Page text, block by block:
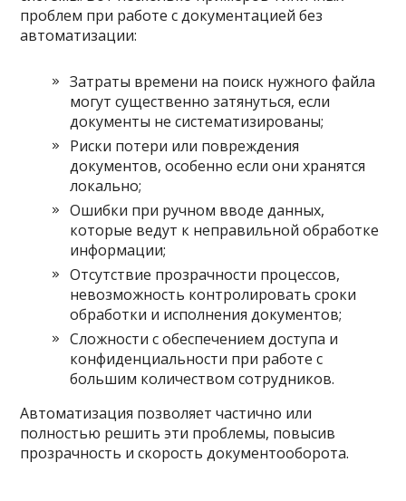
проблем при работе с документацией без
автоматизации:
Затраты времени на поиск нужного файла
могут существенно затянуться, если
документы не систематизированы;
Риски потери или повреждения
документов, особенно если они хранятся
локально;
Ошибки при ручном вводе данных,
которые ведут к неправильной обработке
информации;
Отсутствие прозрачности процессов,
невозможность контролировать сроки
обработки и исполнения документов;
Сложности с обеспечением доступа и
конфиденциальности при работе с
большим количеством сотрудников.
Автоматизация позволяет частично или
полностью решить эти проблемы, повысив
прозрачность и скорость документооборота.